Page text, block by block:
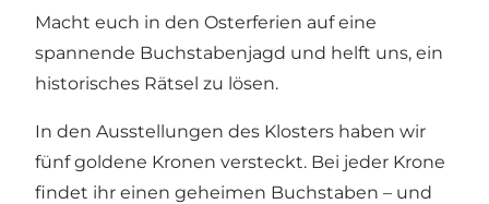
Macht euch in den Osterferien auf eine
spannende Buchstabenjagd und helft uns, ein
historisches Rätsel zu lösen.
In den Ausstellungen des Klosters haben wir
fünf goldene Kronen versteckt. Bei jeder Krone
findet ihr einen geheimen Buchstaben – und